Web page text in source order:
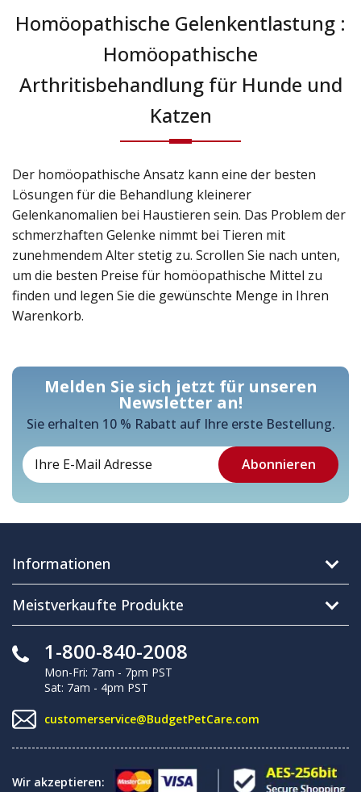
Homöopathische Gelenkentlastung :
Homöopathische
Arthritisbehandlung für Hunde und
Katzen
Der homöopathische Ansatz kann eine der besten
Lösungen für die Behandlung kleinerer
Gelenkanomalien bei Haustieren sein. Das Problem der
schmerzhaften Gelenke nimmt bei Tieren mit
zunehmendem Alter stetig zu. Scrollen Sie nach unten,
um die besten Preise für homöopathische Mittel zu
finden und legen Sie die gewünschte Menge in Ihren
Warenkorb.
Melden Sie sich jetzt für unseren
Newsletter an!
Sie erhalten 10 % Rabatt auf Ihre erste Bestellung.
Informationen
Meistverkaufte Produkte
1-800-840-2008
Mon-Fri: 7am - 7pm PST
Sat: 7am - 4pm PST
customerservice@BudgetPetCare.com
Wir akzeptieren: